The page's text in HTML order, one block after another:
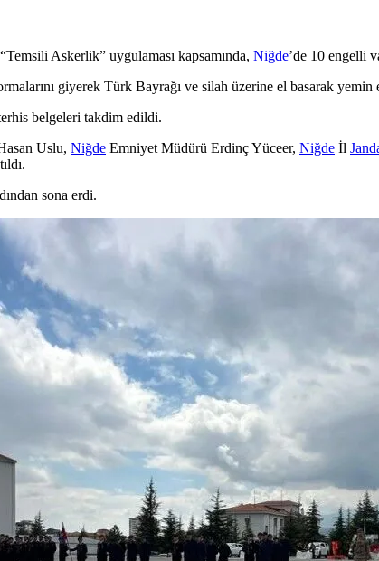
Askerlik” uygulaması kapsamında, Niğde’de 10 engelli
giyerek Türk Bayrağı ve silah üzerine el basarak yemin
belgeleri takdim edildi.
Uslu, Niğde Emniyet Müdürü Erdinç Yüceer, Niğde İl
sona erdi.